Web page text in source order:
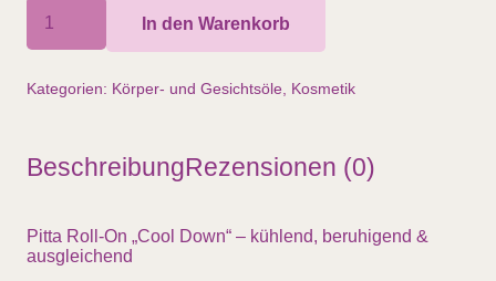
Rollon
-
COOL
10ml
In den Warenkorb
Kategorien: Körper- und Gesichtsöle Kosmetik
BeschreibungRezensionen (0)
Pitta Roll-On „Cool Down“ – kühlend, beruhigend &
ausgleichend